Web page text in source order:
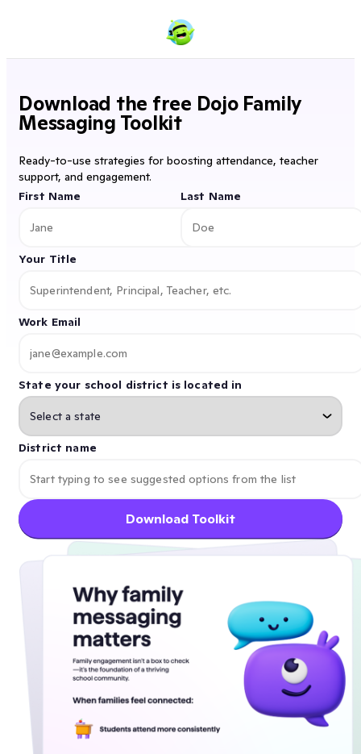
Download the free Dojo Family
Messaging Toolkit
Ready-to-use strategies for boosting attendance, teacher
support, and engagement.
First Name
Last Name
Your Title
Work Email
State your school district is located in
District name
Download Toolkit